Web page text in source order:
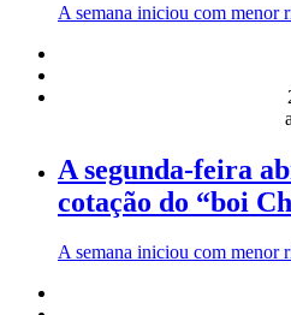
A semana iniciou com menor
A segunda-feira
cotação do “boi
A semana iniciou com menor